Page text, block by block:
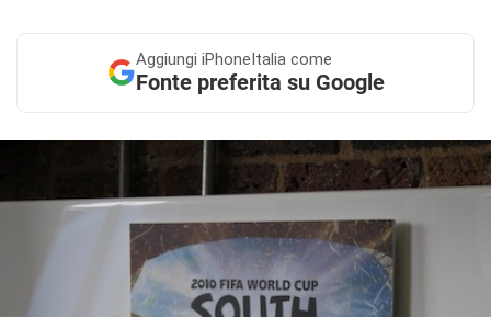
Aggiungi iPhoneItalia come
Fonte preferita su Google